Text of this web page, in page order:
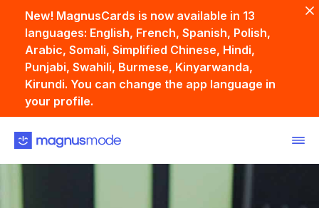
New! MagnusCards is now available in 13
languages: English, French, Spanish, Polish,
Arabic, Somali, Simplified Chinese, Hindi,
Punjabi, Swahili, Burmese, Kinyarwanda,
Kirundi. You can change the app language in
your profile.